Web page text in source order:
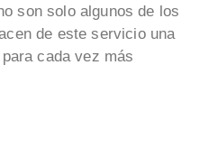
son solo algunos de los
de este servicio una
cada vez más